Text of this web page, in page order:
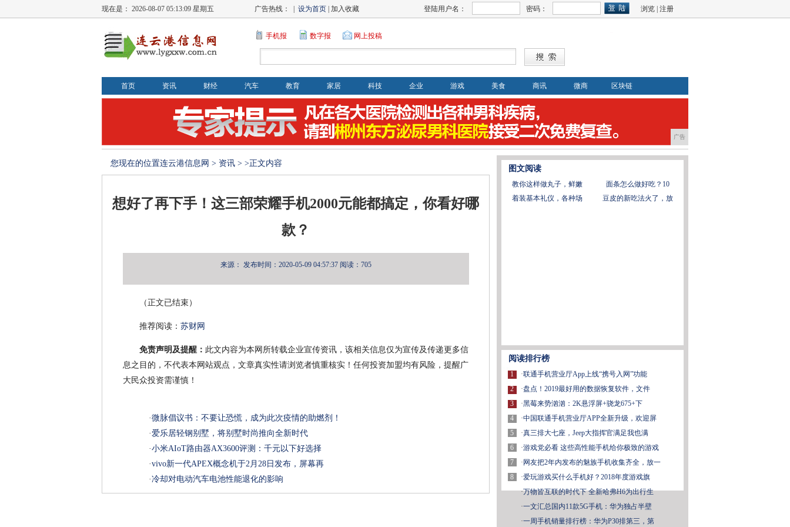
现在是： 2026-08-07 05:13:09 星期五 广告热线： | 设为首页 | 加入收藏 登陆用户名： 密码： 浏览 注册
手机报 数字报 网上投稿
首页 资讯 财经 汽车 教育 家居 科技 企业 游戏 美食 商讯 微商 区块链
广告
您现在的位置连云港信息网 > 资讯 > >正文内容
想好了再下手！这三部荣耀手机2000元能都搞定，你看好哪
款？
来源： 发布时间：2020-05-09 04:57:37 阅读：705
（正文已结束）
推荐阅读： 苏财网
免责声明及提醒： 此文内容为本网所转载企业宣传资讯，该相关信息仅为宣传及传递更多信
息之目的，不代表本网站观点，文章真实性请浏览者慎重核实！任何投资加盟均有风险，提醒广
大民众投资需谨慎！
·微脉倡议书：不要让恐慌，成为此次疫情的助燃剂！
·爱乐居轻钢别墅，将别墅时尚推向全新时代
·小米AIoT路由器AX3600评测：千元以下好选择
·vivo新一代APEX概念机于2月28日发布，屏幕再
·冷却对电动汽车电池性能退化的影响
图文阅读
教你这样做丸子，鲜嫩
面条怎么做好吃？10
着装基本礼仪，各种场
豆皮的新吃法火了，放
阅读排行榜
1
2
3
4
5
6
7
8
·联通手机营业厅App上线“携号入网”功能
·盘点！2019最好用的数据恢复软件，文件
·黑莓来势汹汹：2K悬浮屏+骁龙675+下
·中国联通手机营业厅APP全新升级，欢迎屏
·真三排大七座，Jeep大指挥官满足我也满
·游戏党必看 这些高性能手机给你极致的游戏
· 网友把2年内发布的魅族手机收集齐全，放一
·爱玩游戏买什么手机好？2018年度游戏旗
·万物皆互联的时代下 全新哈弗H6为出行生
·一文汇总国内11款5G手机：华为独占半壁
·一周手机销量排行榜：华为P30排第三，第